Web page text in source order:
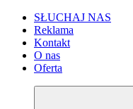
SŁUCHAJ NAS
Reklama
Kontakt
O nas
Oferta